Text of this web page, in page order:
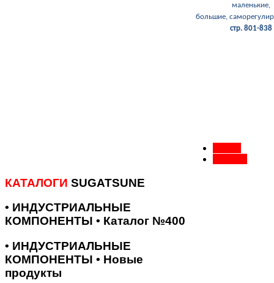
маленькие,
большие,
стр. 801-838
КАТАЛОГИ SUGATSUNE
• ИНДУСТРИАЛЬНЫЕ
КОМПОНЕНТЫ • Каталог №400
• ИНДУСТРИАЛЬНЫЕ
КОМПОНЕНТЫ • Новые
продукты